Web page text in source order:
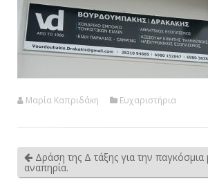
Μαρία Καπριδάκη Ευχαριστήρια
Δράση της Δ τάξης για την
αναπηρία.